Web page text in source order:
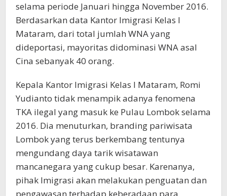
selama periode Januari hingga November 2016.
Berdasarkan data Kantor Imigrasi Kelas I
Mataram, dari total jumlah WNA yang
dideportasi, mayoritas didominasi WNA asal
Cina sebanyak 40 orang.
Kepala Kantor Imigrasi Kelas I Mataram, Romi
Yudianto tidak menampik adanya fenomena
TKA ilegal yang masuk ke Pulau Lombok selama
2016. Dia menuturkan, branding pariwisata
Lombok yang terus berkembang tentunya
mengundang daya tarik wisatawan
mancanegara yang cukup besar. Karenanya,
pihak Imigrasi akan melakukan penguatan dan